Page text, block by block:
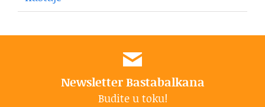
Newsletter Bastabalkana
Budite u toku!